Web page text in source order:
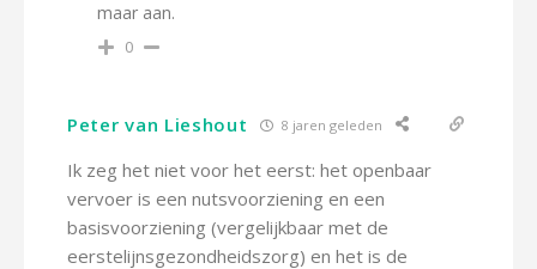
maar aan.
0
Peter van Lieshout 8 jaren geleden
Ik zeg het niet voor het eerst: het openbaar
vervoer is een nutsvoorziening en een
basisvoorziening (vergelijkbaar met de
eerstelijnsgezondheidszorg) en het is de